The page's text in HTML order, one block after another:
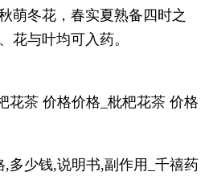
萌冬花，春实夏熟备四时之
花与叶均可入药。
花茶 价格价格_枇杷花茶 价格
,多少钱,说明书,副作用_千禧药